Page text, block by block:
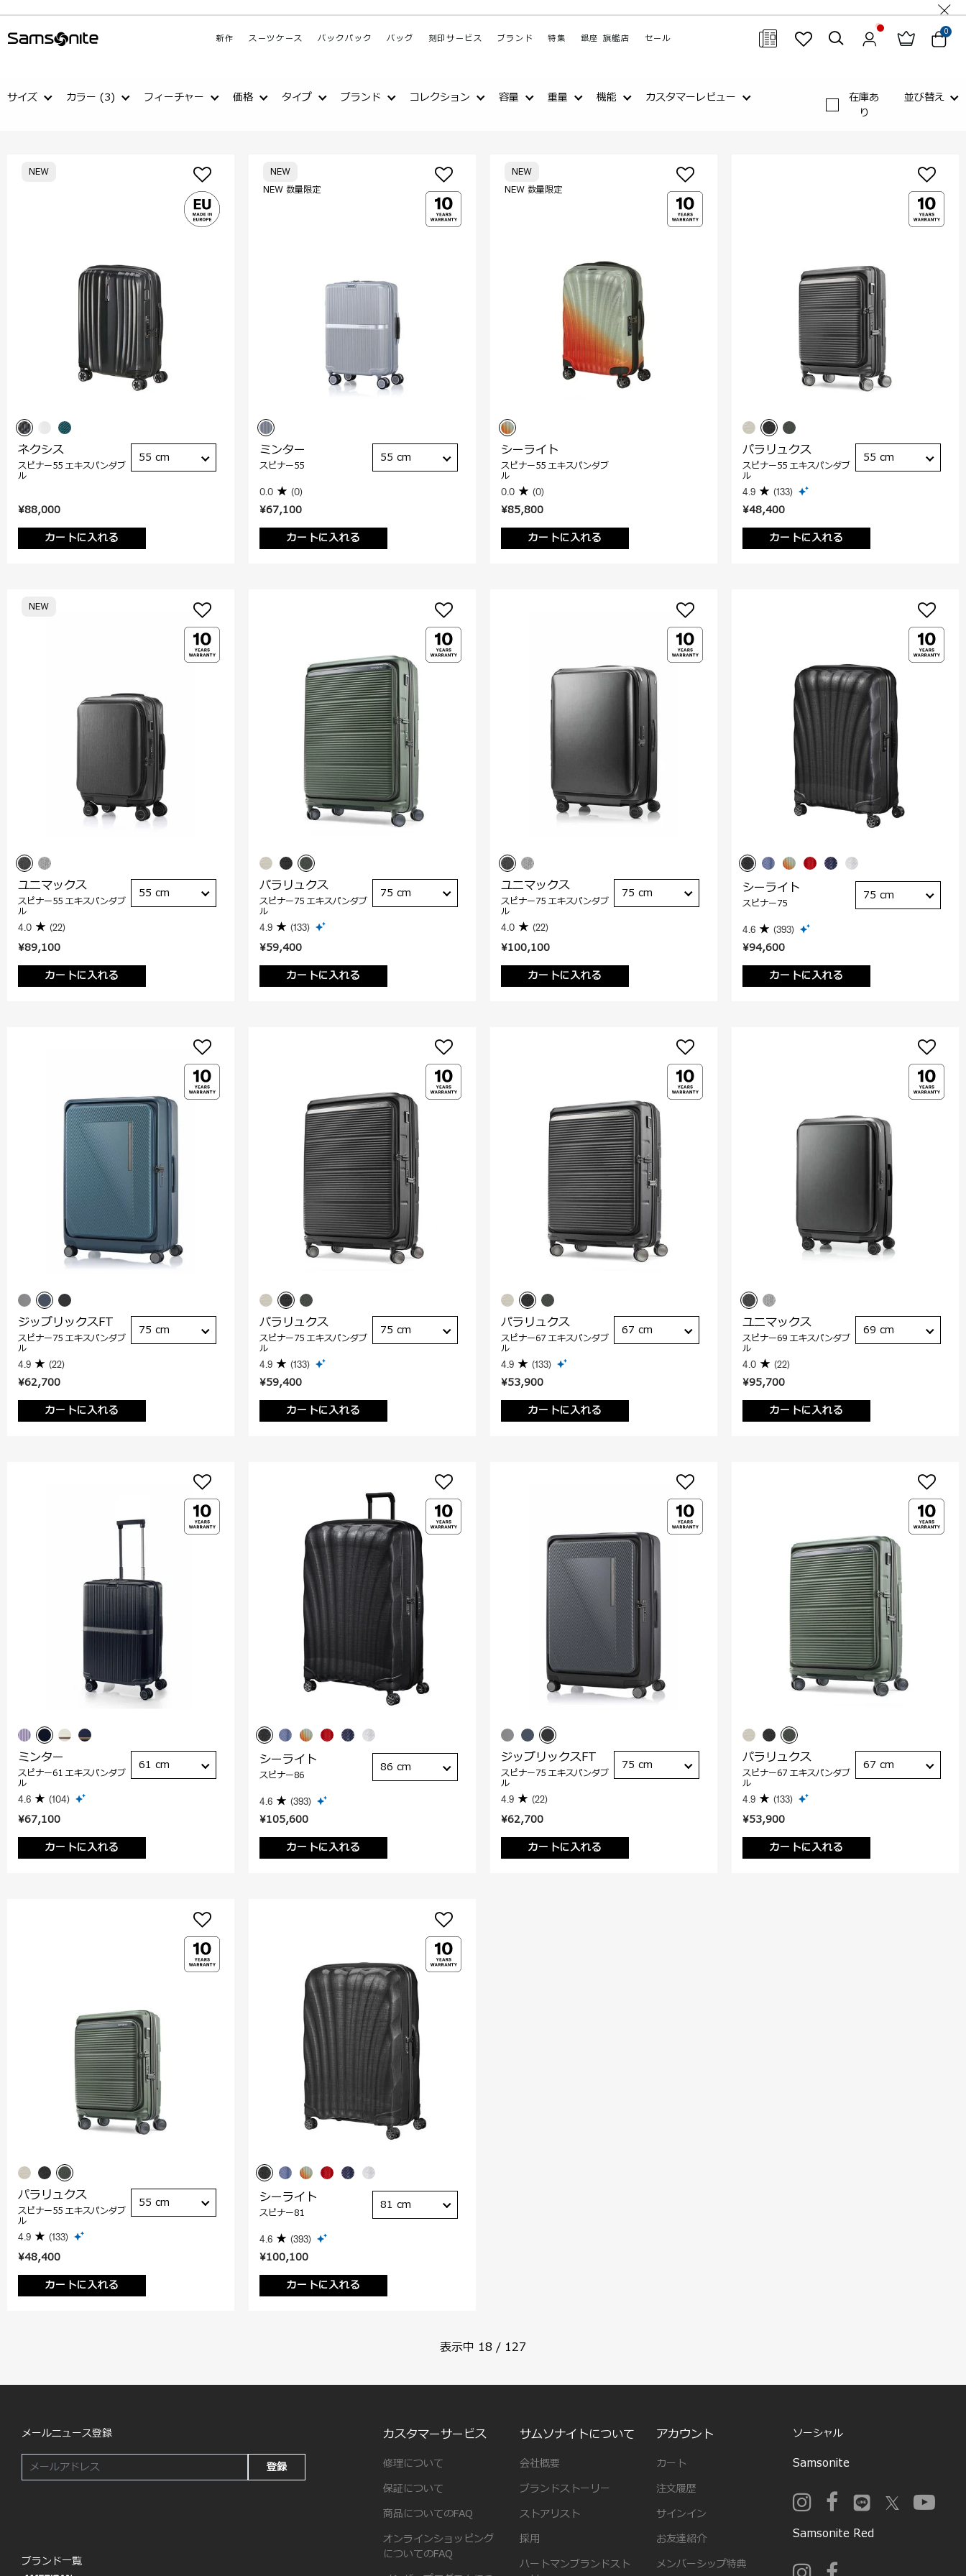
新作 スーツケース バックパック バッグ 刻印サービス ブランド 特集 銀座 旗艦店 セール
0
閉じる
サイズ カラー (3) フィーチャー 価格 タイプ ブランド コレクション 容量 重量 機能 カスタマーレビュー
在庫あ
り
並び替え
¥88,000
カートに入れる
NEW
ネクシス
スピナー55 エキスパンダブ
ル
55 cm
¥67,100
カートに入れる
NEW 数量限定
NEW
ミンター
スピナー55
0.0 (0)
55 cm
¥85,800
カートに入れる
NEW 数量限定
NEW
シーライト
スピナー55 エキスパンダブ
ル
0.0 (0)
¥48,400
カートに入れる
パラリュクス
スピナー55 エキスパンダブ
ル
4.9 (133)
55 cm
¥89,100
カートに入れる
NEW
ユニマックス
スピナー55 エキスパンダブ
ル
4.0 (22)
55 cm
¥59,400
カートに入れる
パラリュクス
スピナー75 エキスパンダブ
ル
4.9 (133)
75 cm
¥100,100
カートに入れる
ユニマックス
スピナー75 エキスパンダブ
ル
4.0 (22)
75 cm
¥94,600
カートに入れる
シーライト
スピナー75
4.6 (393)
75 cm
¥62,700
カートに入れる
ジップリックスFT
スピナー75 エキスパンダブ
ル
4.9 (22)
75 cm
¥59,400
カートに入れる
パラリュクス
スピナー75 エキスパンダブ
ル
4.9 (133)
75 cm
¥53,900
カートに入れる
パラリュクス
スピナー67 エキスパンダブ
ル
4.9 (133)
67 cm
¥95,700
カートに入れる
ユニマックス
スピナー69 エキスパンダブ
ル
4.0 (22)
69 cm
¥67,100
カートに入れる
ミンター
スピナー61 エキスパンダブ
ル
4.6 (104)
61 cm
¥105,600
カートに入れる
シーライト
スピナー86
4.6 (393)
86 cm
¥62,700
カートに入れる
ジップリックスFT
スピナー75 エキスパンダブ
ル
4.9 (22)
75 cm
¥53,900
カートに入れる
パラリュクス
スピナー67 エキスパンダブ
ル
4.9 (133)
67 cm
¥48,400
カートに入れる
パラリュクス
スピナー55 エキスパンダブ
ル
4.9 (133)
55 cm
¥100,100
カートに入れる
シーライト
スピナー81
4.6 (393)
81 cm
表示中 18 / 127
メールニュース登録
登録
ブランド一覧
カスタマーサービス
修理について
保証について
商品についてのFAQ
オンラインショッピング
についてのFAQ
サムソナイトについて
会社概要
ブランドストーリー
ストアリスト
採用
ハートマンブランドスト
アカウント
カート
注文履歴
サインイン
お友達紹介
メンバーシップ特典
ソーシャル
Samsonite
Samsonite Red